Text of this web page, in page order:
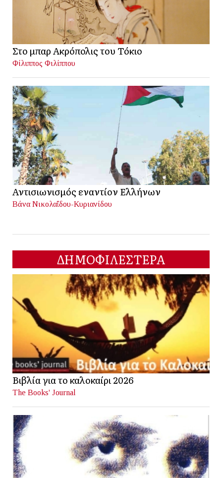
Στο μπαρ Ακρόπολις του Τόκιο
Φίλιππος Φιλίππου
Αντισιωνισμός εναντίον Ελλήνων
Βάνα Νικολαΐδου-Κυριανίδου
ΔΗΜΟΦΙΛΕΣΤΕΡΑ
Βιβλία για το καλοκαίρι 2026
The Books' Journal